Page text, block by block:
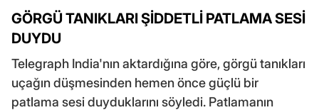
GÖRGÜ TANIKLARI ŞİDDETLİ PATLAMA SESİ
DUYDU
Telegraph India'nın aktardığına göre, görgü tanıkları
uçağın düşmesinden hemen önce güçlü bir
patlama sesi duyduklarını söyledi. Patlamanın